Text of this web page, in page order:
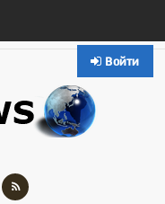
Войти